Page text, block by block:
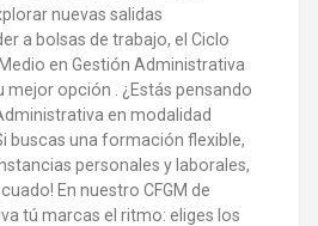
nuevas salidas
a bolsas de trabajo, el Ciclo
en Gestión Administrativa
mejor opción . ¿Estás pensando
en modalidad
buscas una formación flexible,
personales y laborales,
En nuestro CFGM de
tú marcas el ritmo: eliges los